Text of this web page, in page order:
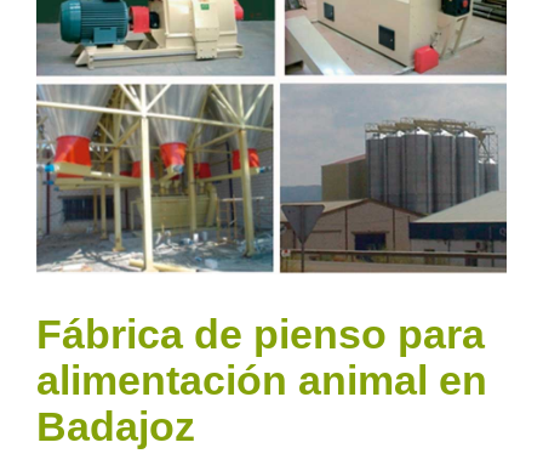
Fábrica de pienso para
alimentación animal en
Badajoz